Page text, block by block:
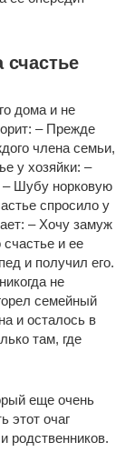
счастье
дома и не
– Прежде
члена семьи,
у хозяйки: –
– Шубу норковую
спросило у
– Хочу замуж
и ее
и получил его.
не
семейный
и осталось в
там, где
еще очень
этот очаг
родственников.